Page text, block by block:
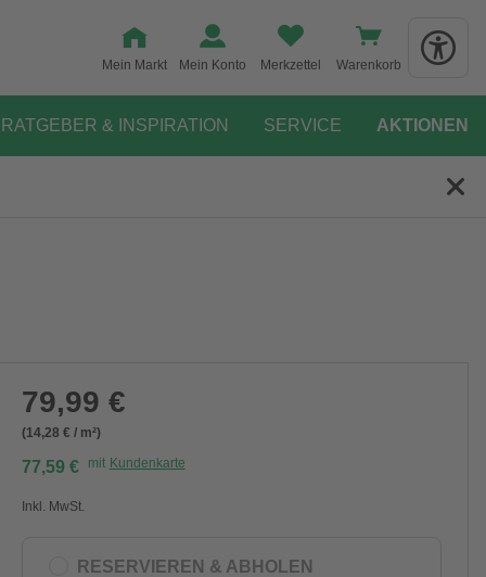
Mein Markt Mein Konto Merkzettel Warenkorb
RATGEBER & INSPIRATION SERVICE AKTIONEN
79,99 €
(14,28 € / m²)
77,59 € mit Kundenkarte
Inkl. MwSt.
RESERVIEREN & ABHOLEN